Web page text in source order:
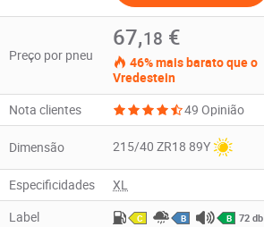
Preço por pneu
67,18 €
46% mais barato que o
Vredestein
Nota clientes
49 Opinião
Dimensão 215/40 ZR18 89Y
Especificidades XL
Label
C B B 72 db